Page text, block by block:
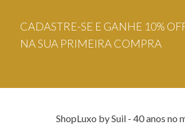
CADASTRE-SE E GANHE 10%
NA SUA PRIMEIRA COMPRA
ShopLuxo by Suil - 40 anos no